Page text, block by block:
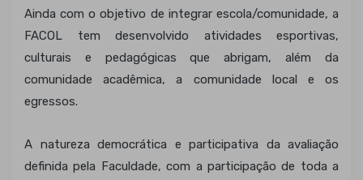
Ainda com o objetivo de integrar escola/comunidade, a
FACOL tem desenvolvido atividades esportivas,
culturais e pedagógicas que abrigam, além da
comunidade acadêmica, a comunidade local e os
egressos.
A natureza democrática e participativa da avaliação
definida pela Faculdade, com a participação de toda a